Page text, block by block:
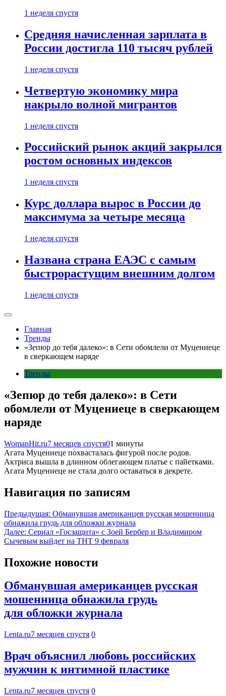
1 неделя спустя
Средняя начисленная зарплата в
России достигла 110 тысяч рублей
1 неделя спустя
Четвертую экономику мира
накрыло волной мигрантов
1 неделя спустя
Российский рынок акций закрылся
ростом основных индексов
1 неделя спустя
Курс доллара вырос в России до
максимума за четыре месяца
1 неделя спустя
Названа страна ЕАЭС с самым
быстрорастущим внешним долгом
1 неделя спустя
Главная
Тренды
«Зепюр до тебя далеко»: в Сети обомлели от Муцениеце
в сверкающем наряде
Тренды
«Зепюр до тебя далеко»: в Сети
обомлели от Муцениеце в сверкающем
наряде
WomanHit.ru7 месяцев спустя01 минуты
Агата Муцениеце похвасталась фигурой после родов.
Актриса вышла в длинном облегающем платье с пайетками.
Агата Муцениеце не стала долго оставаться в декрете.
Навигация по записям
Предыдущая: Обманувшая американцев русская мошенница
обнажила грудь для обложки журнала
Далее: Сериал «Госзащита» с Зоей Бербер и Владимиром
Сычевым выйдет на ТНТ 9 февраля
Похожие новости
Обманувшая американцев русская
мошенница обнажила грудь
для обложки журнала
Lenta.ru7 месяцев спустя 0
Врач объяснил любовь российских
мужчин к интимной пластике
Lenta.ru7 месяцев спустя 0